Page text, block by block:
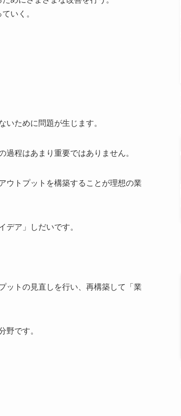
いく。
ために問題が生じます。
程はあまり重要ではありません。
ウトプットを構築することが理想の業
デア」しだいです。
ットの見直しを行い、再構築して「業
野です。